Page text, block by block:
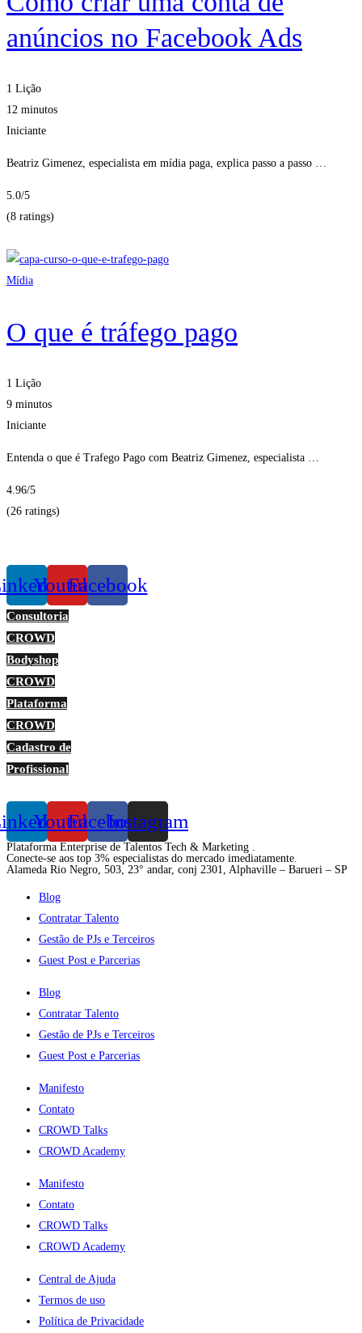
anúncios no Facebook Ads
1 Lição
12 minutos
Iniciante
Beatriz Gimenez, especialista em mídia paga, explica passo a passo …
5.0/5
(8 ratings)
Mídia
O que é tráfego pago
1 Lição
9 minutos
Iniciante
Entenda o que é Trafego Pago com Beatriz Gimenez, especialista …
4.96/5
(26 ratings)
YoutubeFacebook
Consultoria
CROWD
Bodyshop
CROWD
Plataforma
CROWD
Cadastro de
Profissional
YoutubeFacebookInstagram
Plataforma Enterprise de Talentos Tech & Marketing .
Conecte-se aos top 3% especialistas do mercado imediatamente.
Alameda Rio Negro, 503, 23° andar, conj 2301, Alphaville – Barueri – SP
Blog
Contratar Talento
Gestão de PJs e Terceiros
Guest Post e Parcerias
Blog
Contratar Talento
Gestão de PJs e Terceiros
Guest Post e Parcerias
Manifesto
Contato
CROWD Talks
CROWD Academy
Manifesto
Contato
CROWD Talks
CROWD Academy
Central de Ajuda
Termos de uso
Política de Privacidade